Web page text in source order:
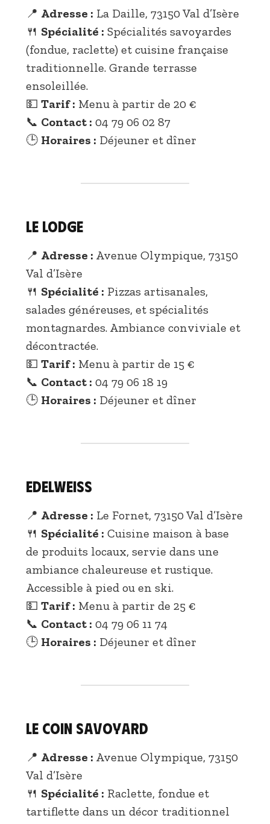
📍 Adresse : La Daille, 73150 Val d’Isère
🍴 Spécialité : Spécialités savoyardes
(fondue, raclette) et cuisine française
traditionnelle. Grande terrasse
ensoleillée.
💵 Tarif : Menu à partir de 20 €
📞 Contact : 04 79 06 02 87
🕒 Horaires : Déjeuner et dîner
Le Lodge
📍 Adresse : Avenue Olympique, 73150
Val d’Isère
🍴 Spécialité : Pizzas artisanales,
salades généreuses, et spécialités
montagnardes. Ambiance conviviale et
décontractée.
💵 Tarif : Menu à partir de 15 €
📞 Contact : 04 79 06 18 19
🕒 Horaires : Déjeuner et dîner
Edelweiss
📍 Adresse : Le Fornet, 73150 Val d’Isère
🍴 Spécialité : Cuisine maison à base
de produits locaux, servie dans une
ambiance chaleureuse et rustique.
Accessible à pied ou en ski.
💵 Tarif : Menu à partir de 25 €
📞 Contact : 04 79 06 11 74
🕒 Horaires : Déjeuner et dîner
Le Coin Savoyard
📍 Adresse : Avenue Olympique, 73150
Val d’Isère
🍴 Spécialité : Raclette, fondue et
tartiflette dans un décor traditionnel